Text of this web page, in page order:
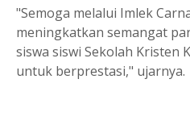
"Semoga melalui Imlek
meningkatkan semangat
siswa siswi Sekolah Kristen
untuk berprestasi," ujarnya.